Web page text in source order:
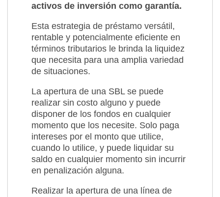
activos de inversión como garantía.
Esta estrategia de préstamo versátil,
rentable y potencialmente eficiente en
términos tributarios le brinda la liquidez
que necesita para una amplia variedad
de situaciones.
La apertura de una SBL se puede
realizar sin costo alguno y puede
disponer de los fondos en cualquier
momento que los necesite. Solo paga
intereses por el monto que utilice,
cuando lo utilice, y puede liquidar su
saldo en cualquier momento sin incurrir
en penalización alguna.
Realizar la apertura de una línea de